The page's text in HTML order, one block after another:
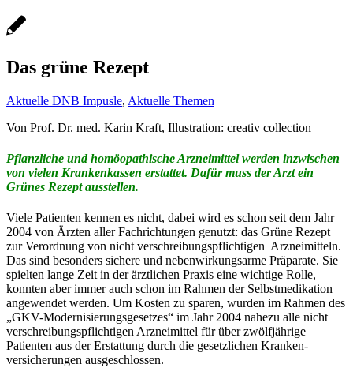
Das grüne Rezept
Aktuelle DNB Impusle, Aktuelle Themen
Von Prof. Dr. med. Karin Kraft, Illustration: creativ collection
Pflanzliche und homöopathische Arzneimittel werden inzwischen
von vielen Krankenkassen erstattet. Dafür muss der Arzt ein
Grünes Rezept ausstellen.
Viele Patienten kennen es nicht, dabei wird es schon seit dem Jahr
2004 von Ärzten aller Fachrichtungen genutzt: das Grüne Rezept
zur Verordnung von nicht verschreibungspflichtigen Arzneimitteln.
Das sind besonders sichere und nebenwirkungsarme Präparate. Sie
spielten lange Zeit in der ärztlichen Praxis eine wichtige Rolle,
konnten aber immer auch schon im Rahmen der Selbstmedikation
angewendet werden. Um Kosten zu sparen, wurden im Rahmen des
„GKV-Modernisierungsgesetzes“ im Jahr 2004 nahezu alle nicht
verschreibungspflichtigen Arzneimittel für über zwölfjährige
Patienten aus der Erstattung durch die gesetzlichen Kranken-
versicherungen ausgeschlossen.